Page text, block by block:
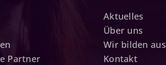
Partner
Aktuelles
Über uns
Wir bilden aus
Kontakt